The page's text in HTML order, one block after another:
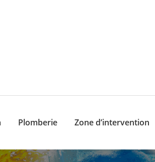
Plomberie Zone d’intervention